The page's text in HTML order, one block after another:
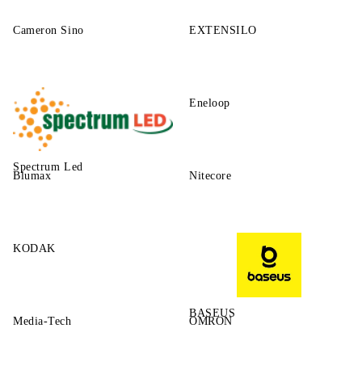
Cameron Sino EXTENSILO
Spectrum Led
Eneloop
Blumax Nitecore
KODAK
BASEUS
Media-Tech OMRON